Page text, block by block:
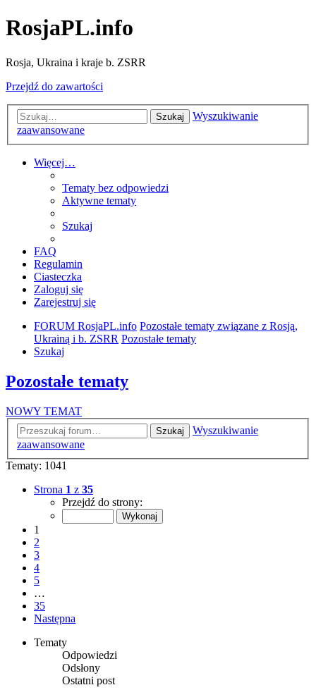
RosjaPL.info
Rosja, Ukraina i kraje b. ZSRR
Przejdź do zawartości
Szukaj
Wyszukiwanie
zaawansowane
Więcej…
Tematy bez odpowiedzi
Aktywne tematy
Szukaj
FAQ
Regulamin
Ciasteczka
Zaloguj się
Zarejestruj się
FORUM RosjaPL.info Pozostałe tematy związane z Rosją,
Ukrainą i b. ZSRR Pozostałe tematy
Szukaj
Pozostałe tematy
NOWY TEMAT
Szukaj
Wyszukiwanie
zaawansowane
Tematy: 1041
Strona 1 z 35
Przejdź do strony:
1
2
3
4
5
…
35
Następna
Tematy
Odpowiedzi
Odsłony
Ostatni post